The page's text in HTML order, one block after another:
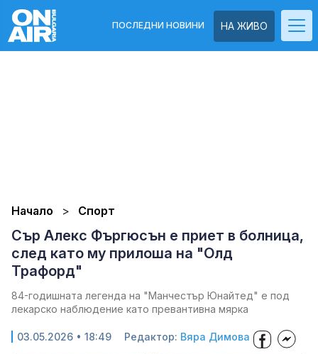
НА ЖИВО
ПОСЛЕДНИ НОВИНИ
Начало Спорт
Сър Алекс Фъргюсън е приет в болница,
след като му прилоша на "Олд
Трафорд"
84-годишната легенда на "Манчестър Юнайтед" е под
лекарско наблюдение като превантивна мярка
03.05.2026 • 18:49 Редактор: Вяра Димова